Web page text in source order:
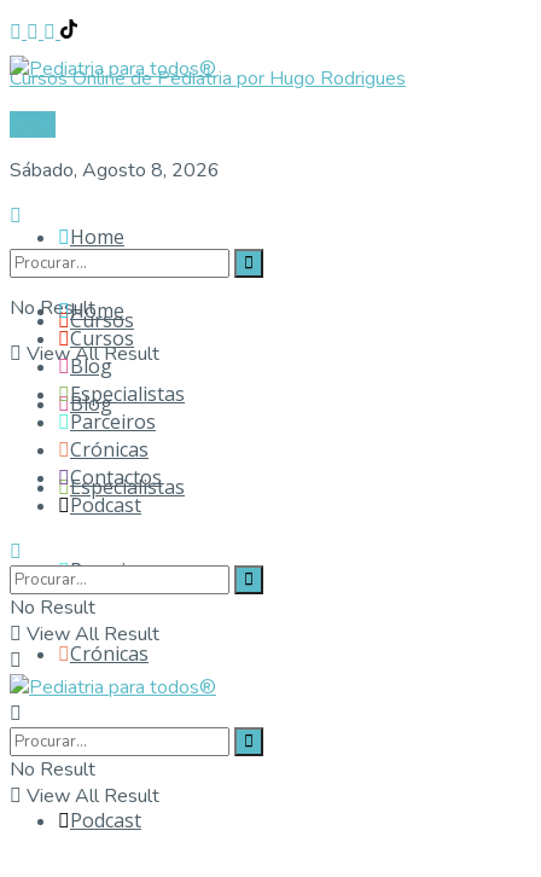
Cursos Online de Pediatria por Hugo Rodrigues
Sábado, Agosto 8, 2026
No Result
View All Result
Home
Cursos
Blog
Especialistas
Parceiros
Crónicas
Contactos
Podcast
Home
Cursos
Blog
Especialistas
Parceiros
Crónicas
Contactos
Podcast
No Result
View All Result
No Result
View All Result